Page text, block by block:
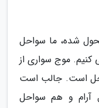
شده، ما سواحل
کنیم. موج سواری از
است. جالب است
آرام و هم سواحل